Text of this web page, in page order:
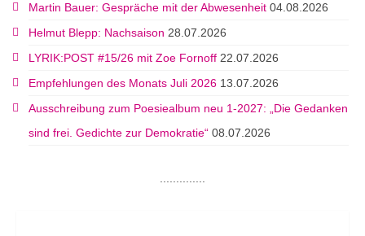
Martin Bauer: Gespräche mit der Abwesenheit 04.08.2026
Helmut Blepp: Nachsaison 28.07.2026
LYRIK:POST #15/26 mit Zoe Fornoff 22.07.2026
Empfehlungen des Monats Juli 2026 13.07.2026
Ausschreibung zum Poesiealbum neu 1-2027: „Die Gedanken
sind frei. Gedichte zur Demokratie“ 08.07.2026